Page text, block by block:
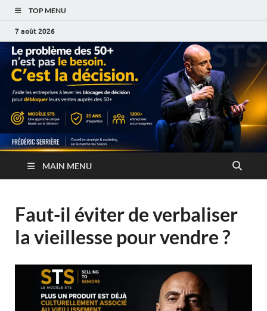
TOP MENU
7 août 2026
MAIN MENU
Faut-il éviter de verbaliser
la vieillesse pour vendre ?